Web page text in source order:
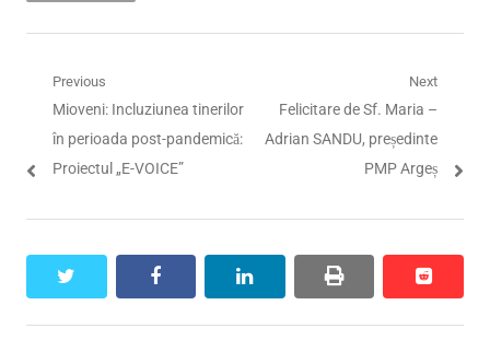
Navigare
articole
Previous
Previous
post:
Mioveni: Incluziunea tinerilor
în perioada post-pandemică:
Proiectul „E-VOICE”
Next
Next
post:
Felicitare de Sf. Maria –
Adrian SANDU, președinte
PMP Argeș
facebook linkedin print reddit
reddit